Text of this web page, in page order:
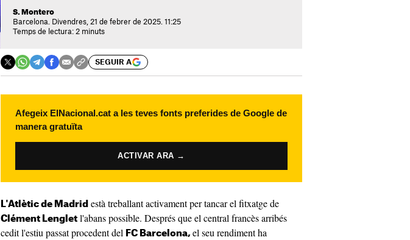
S. Montero
Barcelona. Divendres, 21 de febrer de 2025. 11:25
Temps de lectura: 2 minuts
SEGUIR A
Afegeix ElNacional.cat a les teves fonts preferides de Google de
manera gratuïta
ACTIVAR ARA →
L'Atlètic de Madrid està treballant activament per tancar el fitxatge de
Clément Lenglet l'abans possible. Després que el central francès arribés
cedit l'estiu passat procedent del FC Barcelona, el seu rendiment ha